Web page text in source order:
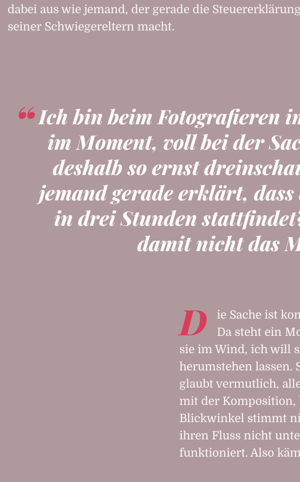
dabei aus wie jemand, der gerade die
seiner Schwiegereltern macht.
Ich bin beim Fotografieren
im Moment, voll bei der
deshalb so ernst
jemand gerade erklärt,
in drei Stunden
damit nicht das
D
ie Sache ist
Da steht ein
sie im Wind, ich will
herumstehen lassen.
glaubt vermutlich,
mit der
Blickwinkel stimmt
ihren Fluss nicht
funktioniert. Also